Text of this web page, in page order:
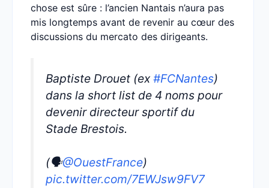
chose est sûre : l’ancien Nantais n’aura pas
mis longtemps avant de revenir au cœur des
discussions du mercato des dirigeants.
Baptiste Drouet (ex#FCNantes)
dans la short list de 4 noms pour
devenir directeur sportif du
Stade Brestois.
(🗣️@OuestFrance)
pic.twitter.com/7EWJsw9FV7